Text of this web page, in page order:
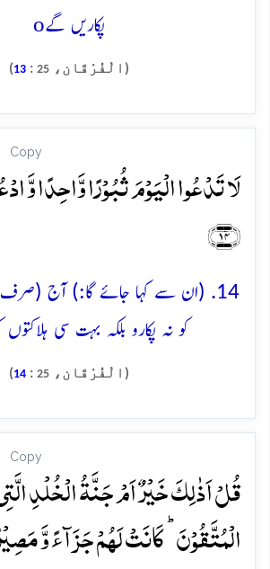
پکاریں گےo
(الْفُرْقَان، 25
:
13
)
Copy
لَا تَدۡعُوا الۡیَوۡمَ ثُبُوۡرًا وَّاحِدًا وَّ
﴿۱۴﴾
14. (ان سے کہا جائے گا:) آج
کو نہ پکارو بلکہ بہت سی ہلاکتوں
(الْفُرْقَان، 25
:
14
)
Copy
قُلۡ اَذٰلِکَ خَیۡرٌ اَمۡ جَنَّۃُ الۡخُلۡدِ
الۡمُتَّقُوۡنَ ؕ کَانَتۡ لَہُمۡ جَزَآءً وَّ مَصِیۡرًا